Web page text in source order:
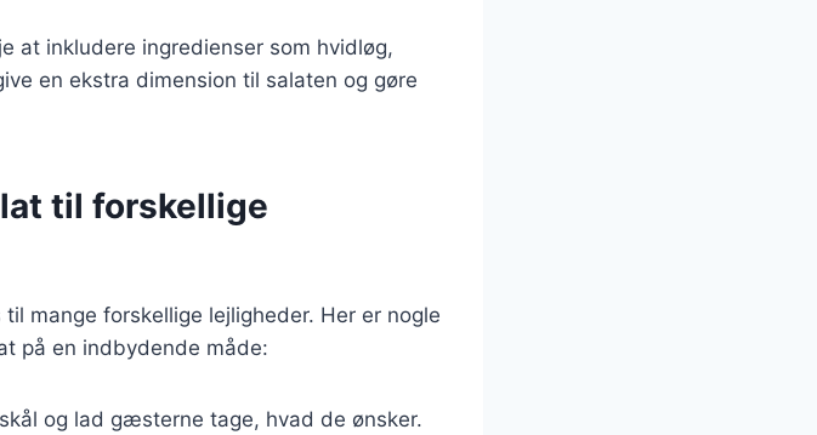
at inkludere ingredienser som hvidløg,
en ekstra dimension til salaten og gøre
til forskellige
mange forskellige lejligheder. Her er nogle
på en indbydende måde:
og lad gæsterne tage, hvad de ønsker.